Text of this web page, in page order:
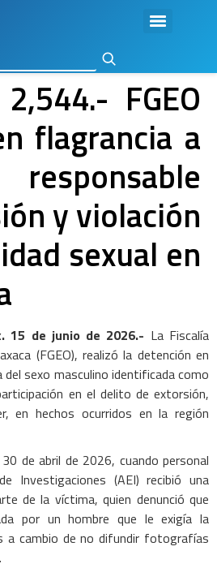
FGEO
flagrancia a
responsable
y violación
sexual en
15 de junio de 2026.- La Fiscalía
(FGEO), realizó la detención en
del sexo masculino identificada como
en el delito de extorsión,
en hechos ocurridos en la región
de abril de 2026, cuando personal
Investigaciones (AEI) recibió una
de la víctima, quien denunció que
por un hombre que le exigía la
a cambio de no difundir fotografías